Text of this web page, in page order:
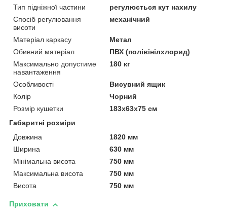
Тип підніжної частини
регулюється кут нахилу
Спосіб регулювання
висоти
механічний
Матеріал каркасу
Метал
Обивний матеріал
ПВХ (полівінілхлорид)
Максимально допустиме
навантаження
180 кг
Особливості
Висувний ящик
Колір
Чорний
Розмір кушетки
183х63х75 см
Габаритні розміри
Довжина
1820 мм
Ширина
630 мм
Мінімальна висота
750 мм
Максимальна висота
750 мм
Висота
750 мм
Приховати